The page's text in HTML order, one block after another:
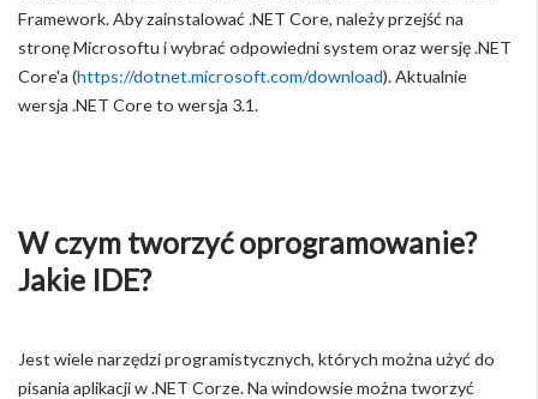
Framework. Aby zainstalować .NET Core, należy przejść na
stronę Microsoftu i wybrać odpowiedni system oraz wersję .NET
Core'a (https://dotnet.microsoft.com/download). Aktualnie
wersja .NET Core to wersja 3.1.
W czym tworzyć oprogramowanie?
Jakie IDE?
Jest wiele narzędzi programistycznych, których można użyć do
pisania aplikacji w .NET Corze. Na windowsie można tworzyć